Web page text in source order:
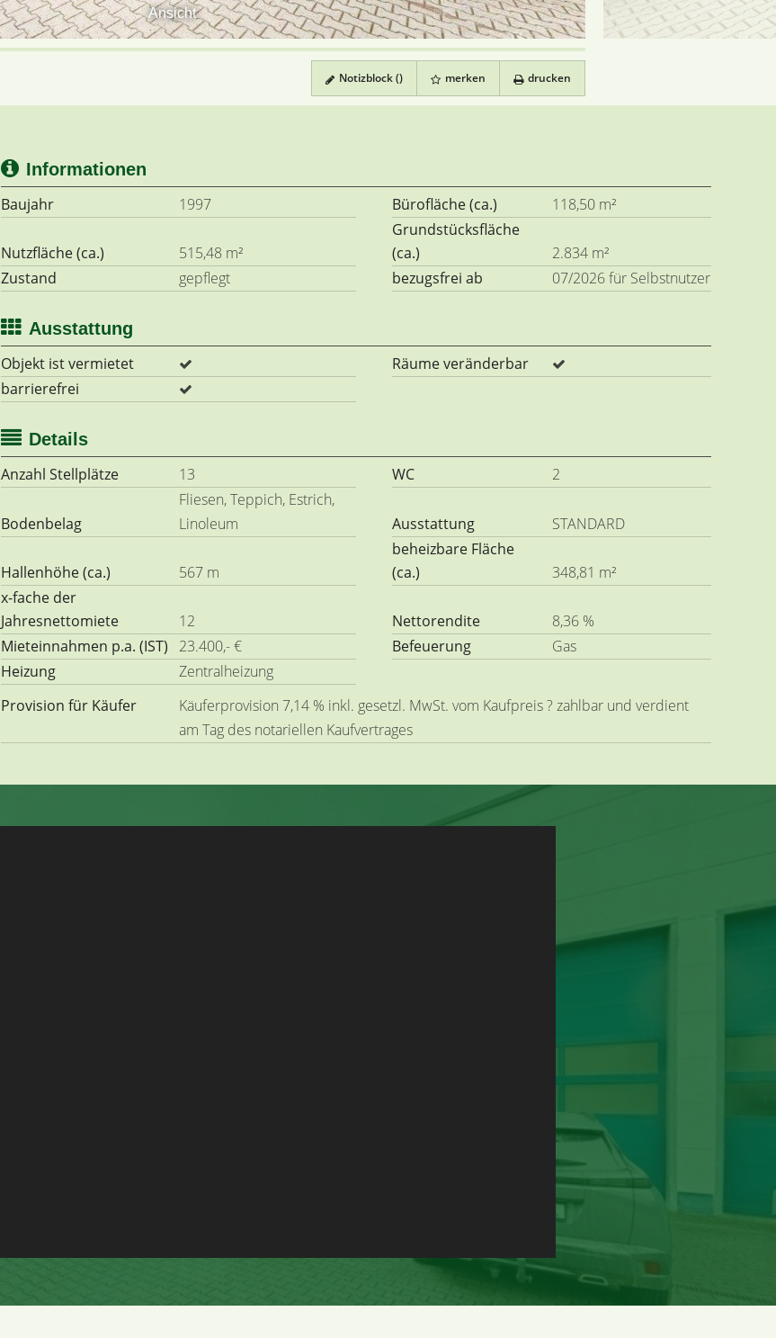
Ansicht
Notizblock () merken drucken
Informationen
Baujahr
1997 Bürofläche (ca.) 118,50 m²
Nutzfläche (ca.) 515,48 m²
Grundstücksfläche
(ca.)
2.834 m²
Zustand
gepflegt bezugsfrei ab 07/2026 für Selbstnutzer
Ausstattung
Objekt ist vermietet
Räume veränderbar
barrierefrei
Details
Anzahl Stellplätze
13 WC 2
Bodenbelag
Fliesen, Teppich, Estrich,
Linoleum
Ausstattung STANDARD
Hallenhöhe (ca.) 567 m
beheizbare Fläche
(ca.)
348,81 m²
x-fache der
Jahresnettomiete
12 Nettorendite
8,36 %
Mieteinnahmen p.a. (IST)
23.400,- € Befeuerung
Gas
Heizung
Zentralheizung
Provision für Käufer
Käuferprovision 7,14 % inkl. gesetzl. MwSt. vom Kaufpreis ? zahlbar und verdient
am Tag des notariellen Kaufvertrages